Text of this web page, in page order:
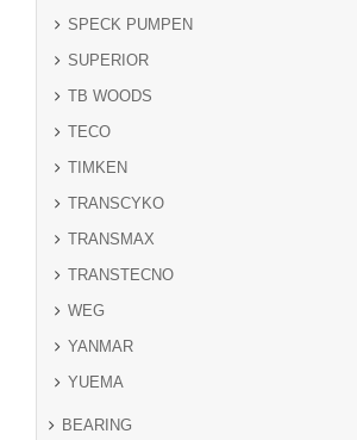
SPECK PUMPEN
SUPERIOR
TB WOODS
TECO
TIMKEN
TRANSCYKO
TRANSMAX
TRANSTECNO
WEG
YANMAR
YUEMA
BEARING